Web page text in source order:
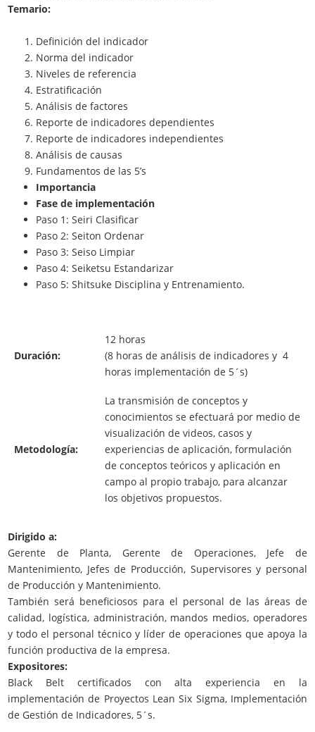
Temario:
Definición del indicador
Norma del indicador
Niveles de referencia
Estratificación
Análisis de factores
Reporte de indicadores dependientes
Reporte de indicadores independientes
Análisis de causas
Fundamentos de las 5’s
Importancia
Fase de implementación
Paso 1: Seiri Clasificar
Paso 2: Seiton Ordenar
Paso 3: Seiso Limpiar
Paso 4: Seiketsu Estandarizar
Paso 5: Shitsuke Disciplina y Entrenamiento.
Duración:
12 horas
(8 horas de análisis de indicadores y 4
horas implementación de 5´s)
Metodología:
La transmisión de conceptos y
conocimientos se efectuará por medio de
visualización de videos, casos y
experiencias de aplicación, formulación
de conceptos teóricos y aplicación en
campo al propio trabajo, para alcanzar
los objetivos propuestos.
Dirigido a:
Gerente de Planta, Gerente de Operaciones, Jefe de
Mantenimiento, Jefes de Producción, Supervisores y personal
de Producción y Mantenimiento.
También será beneficiosos para el personal de las áreas de
calidad, logística, administración, mandos medios, operadores
y todo el personal técnico y líder de operaciones que apoya la
función productiva de la empresa.
Expositores:
Black Belt certificados con alta experiencia en la
implementación de Proyectos Lean Six Sigma, Implementación
de Gestión de Indicadores, 5´s.